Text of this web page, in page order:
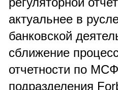
актуальнее в
банковской
сближение
отчетности по
подразделения